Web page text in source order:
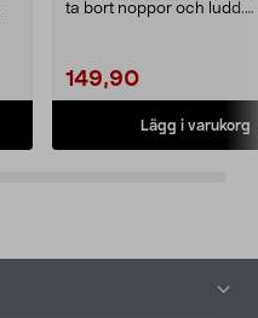
ta bort noppor och ludd.
149,90
Lägg i varukorg